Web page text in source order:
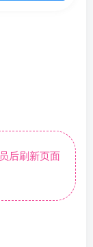
后刷新页面